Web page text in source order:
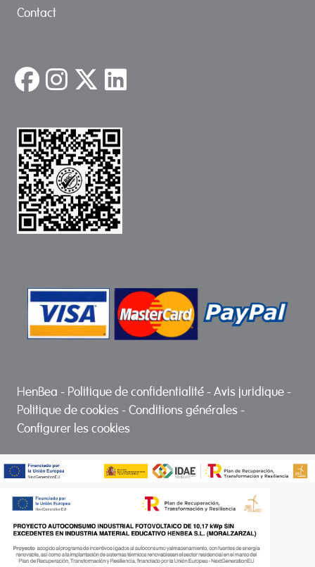
Contact
HenBea - Politique de confidentialité -Avis juridique -
Politique de cookies -Conditions générales -
Configurer les cookies